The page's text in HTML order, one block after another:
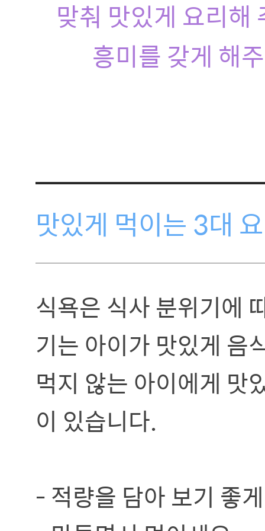
맞춰 맛있게 요리해
흥미를 갖게 해
맛있게 먹이는 3대
식욕은 식사 분위기에
기는 아이가 맛있게 음
먹지 않는 아이에게 맛
이 있습니다.
- 적량을 담아 보기 좋